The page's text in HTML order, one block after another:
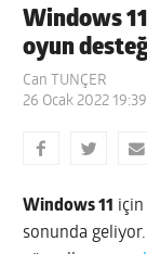
Windows
oyun
Can TUNÇER
26 Ocak 2022 19:39
Windows 11
sonunda